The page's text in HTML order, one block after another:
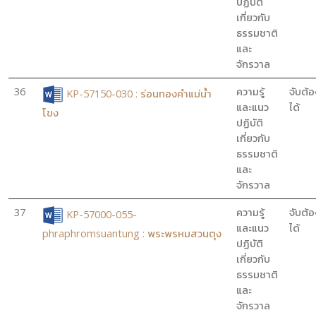
เกี่ยวกับ
ธรรมชาติ
และ
จักรวาล
36
KP-57150-030 : ร่อนทองคำแม่น้ำ
โขง
ความรู้
และแนว
ปฏิบัติ
เกี่ยวกับ
ธรรมชาติ
และ
จักรวาล
จับต้
ได้
37
KP-57000-055-
phraphromsuantung : พระพรหมสวนตุง
ความรู้
และแนว
ปฏิบัติ
เกี่ยวกับ
ธรรมชาติ
และ
จักรวาล
จับต้
ได้